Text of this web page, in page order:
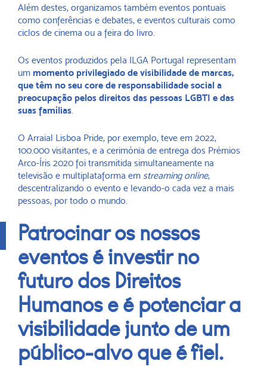
Além destes, organizamos também eventos pontuais
como conferências e debates, e eventos culturais como
ciclos de cinema ou a feira do livro.
Os eventos produzidos pela ILGA Portugal representam
um momento privilegiado de visibilidade de marcas,
que têm no seu core de responsabilidade social a
preocupação pelos direitos das pessoas LGBTI e das
suas famílias.
O Arraial Lisboa Pride, por exemplo, teve em 2022,
100.000 visitantes, e a cerimónia de entrega dos Prémios
Arco-Íris 2020 foi transmitida simultaneamente na
televisão e multiplataforma em streaming online,
descentralizando o evento e levando-o cada vez a mais
pessoas, por todo o mundo.
Patrocinar os nossos
eventos é investir no
futuro dos Direitos
Humanos e é potenciar a
visibilidade junto de um
público-alvo que é fiel.